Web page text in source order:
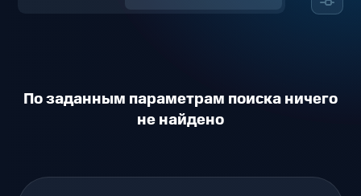
По заданным параметрам поиска ничего
не найдено